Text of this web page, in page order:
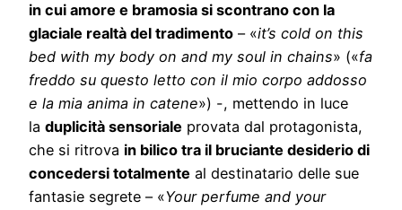
in cui amore e bramosia si scontrano con la
glaciale realtà del tradimento – «it’s cold on this
bed with my body on and my soul in chains» («fa
freddo su questo letto con il mio corpo addosso
e la mia anima in catene») -, mettendo in luce
la duplicità sensoriale provata dal protagonista,
che si ritrova in bilico tra il bruciante desiderio di
concedersi totalmente al destinatario delle sue
fantasie segrete – «Your perfume and your